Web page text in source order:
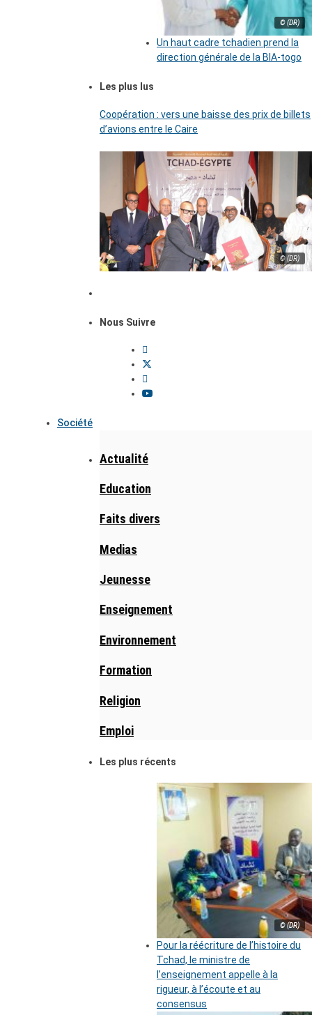
© (DR)
Un haut cadre tchadien prend la
direction générale de la BIA-togo
Les plus lus
Coopération : vers une baisse des prix de billets
d’avions entre le Caire
© (DR)
Nous Suivre
Société
Actualité
Education
Faits divers
Medias
Jeunesse
Enseignement
Environnement
Formation
Religion
Emploi
Les plus récents
© (DR)
Pour la réécriture de l’histoire du
Tchad, le ministre de
l’enseignement appelle à la
rigueur, à l’écoute et au
consensus